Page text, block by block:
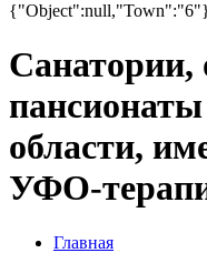
Санатории,
области,
УФО-
Главная